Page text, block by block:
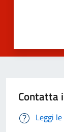
Contatta
Leggi